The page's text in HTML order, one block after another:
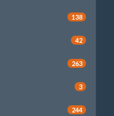
138
42
263
3
244